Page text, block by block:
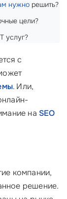
нужно решить?
цели?
услуг?
с
. Или,
на SEO
компании,
решение.